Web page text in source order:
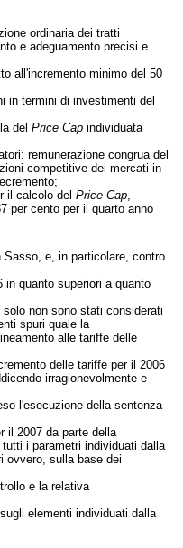
ordinaria dei tratti
e adeguamento precisi e
all'incremento minimo del 50
in termini di investimenti del
del Price Capindividuata
remunerazione congrua del
competitive dei mercati in
il calcolo del Price Cap,
per cento per il quarto anno
e, in particolare, contro
quanto superiori a quanto
non sono stati considerati
spuri quale la
alle tariffe delle
delle tariffe per il 2006
irragionevolmente e
l'esecuzione della sentenza
il 2007 da parte della
i parametri individuati dalla
ovvero, sulla base dei
e la relativa
elementi individuati dalla